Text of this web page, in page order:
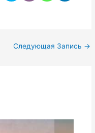
Следующая Запись →